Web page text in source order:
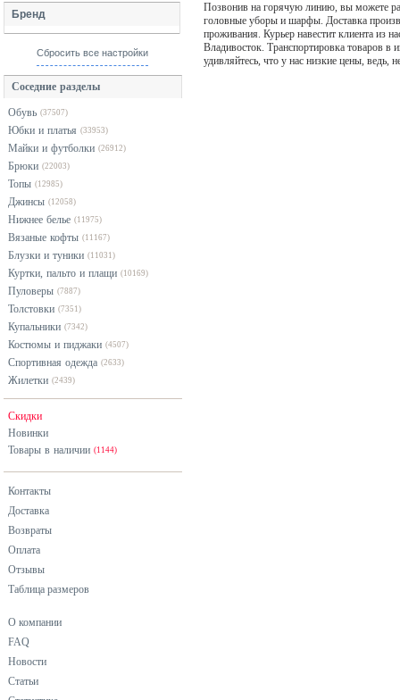
Бренд
Сбросить все настройки
Соседние разделы
Обувь (37507)
Юбки и платья (33953)
Майки и футболки (26912)
Брюки (22003)
Топы (12985)
Джинсы (12058)
Нижнее белье (11975)
Вязаные кофты (11167)
Блузки и туники (11031)
Куртки, пальто и плащи (10169)
Пуловеры (7887)
Толстовки (7351)
Купальники (7342)
Костюмы и пиджаки (4507)
Спортивная одежда (2633)
Жилетки (2439)
Скидки
Новинки
Товары в наличии (1144)
Контакты
Доставка
Возвраты
Оплата
Отзывы
Таблица размеров
О компании
FAQ
Новости
Статьи
Позвонив на горячую линию, вы можете
головные уборы и шарфы. Доставка
проживания. Курьер навестит клиента из
Владивосток. Транспортировка товаров в
удивляйтесь, что у нас низкие цены, ведь,